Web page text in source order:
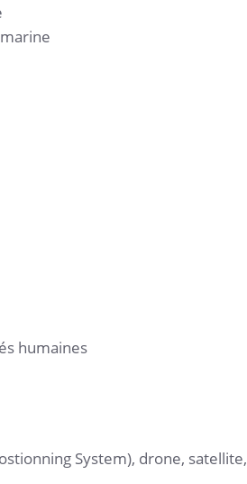
humaines
System), drone, satellite,